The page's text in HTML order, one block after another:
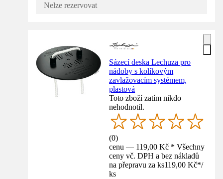
Nelze rezervovat
Sázecí deska Lechuza pro
nádoby s kolíkovým
zavlažovacím systémem,
plastová
Toto zboží zatím nikdo
nehodnotil.
(0)
cenu — 119,00 Kč * Všechny
ceny vč. DPH a bez nákladů
na přepravu za ks119,00 Kč*/
ks